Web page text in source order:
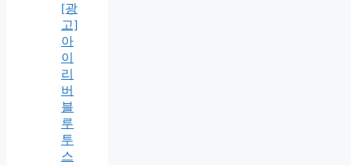
[광
고]
아
이
리
버
블
루
투
스